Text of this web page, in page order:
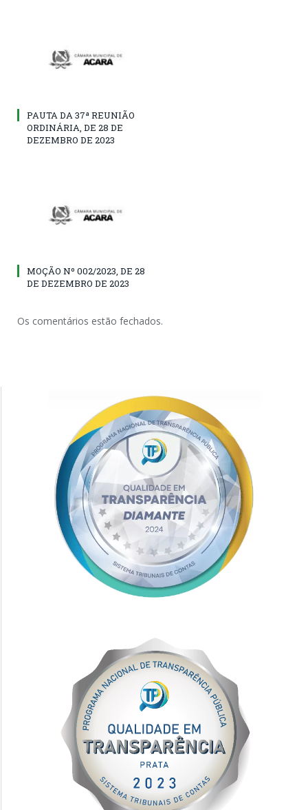
PAUTA DA 37ª REUNIÃO
ORDINÁRIA, DE 28 DE
DEZEMBRO DE 2023
MOÇÃO Nº 002/2023, DE 28
DE DEZEMBRO DE 2023
Os comentários estão fechados.